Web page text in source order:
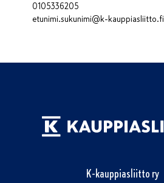
0105336205
etunimi.sukunimi@k-kauppiasliitto.fi
K-kauppiasliitto ry